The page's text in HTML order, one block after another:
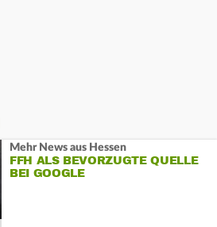
Mehr News aus Hessen
FFH ALS BEVORZUGTE QUELLE
BEI GOOGLE